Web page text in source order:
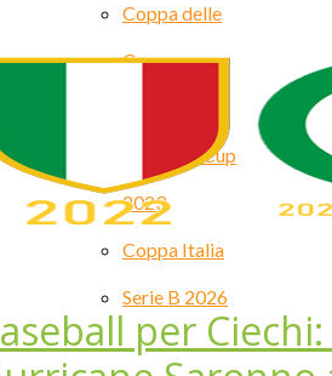
Coppa delle
Coppe
Premiere Cup
2023
Coppa Italia
Serie B 2026
per